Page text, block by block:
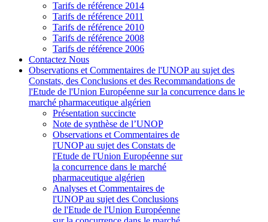
Tarifs de référence 2014
Tarifs de référence 2011
Tarifs de référence 2010
Tarifs de référence 2008
Tarifs de référence 2006
Contactez Nous
Observations et Commentaires de l'UNOP au sujet des
Constats, des Conclusions et des Recommandations de
l'Etude de l'Union Européenne sur la concurrence dans le
marché pharmaceutique algérien
Présentation succincte
Note de synthèse de l’UNOP
Observations et Commentaires de
l'UNOP au sujet des Constats de
l'Etude de l'Union Européenne sur
la concurrence dans le marché
pharmaceutique algérien
Analyses et Commentaires de
l'UNOP au sujet des Conclusions
de l'Etude de l'Union Européenne